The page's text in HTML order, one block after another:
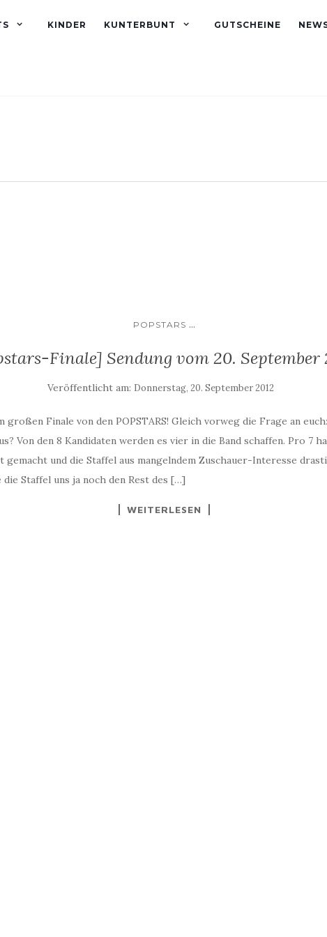
KINDER KUNTERBUNT GUTSCHEINE
POPSTARS ...
Finale] Sendung vom 20. September
Veröffentlicht am: Donnerstag, 20. September 2012
großen Finale von den POPSTARS! Gleich vorweg die Frage an
Von den 8 Kandidaten werden es vier in die Band schaffen. Pro 7
gemacht und die Staffel aus mangelndem Zuschauer-Interesse
Staffel uns ja noch den Rest des […]
WEITERLESEN